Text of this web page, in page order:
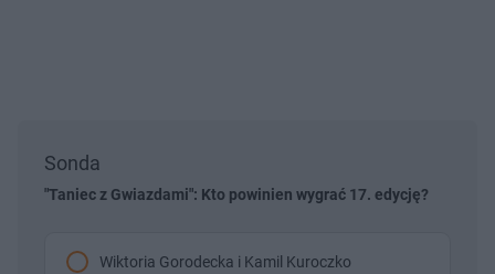
Sonda
"Taniec z Gwiazdami": Kto powinien wygrać 17. edycję?
Wiktoria Gorodecka i Kamil Kuroczko